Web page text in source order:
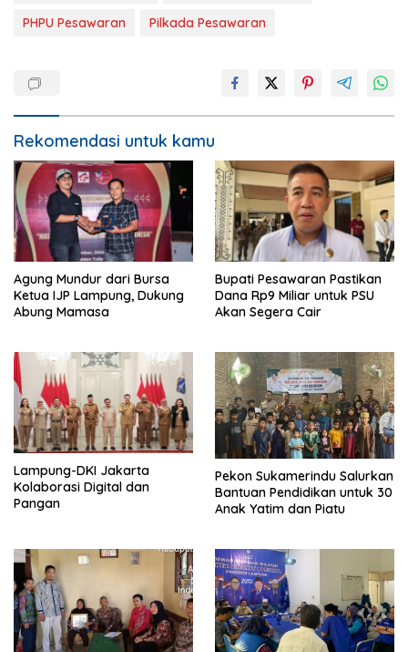
PHPU Pesawaran Pilkada Pesawaran
Rekomendasi untuk kamu
Agung Mundur dari Bursa
Ketua IJP Lampung, Dukung
Abung Mamasa
Bupati Pesawaran Pastikan
Dana Rp9 Miliar untuk PSU
Akan Segera Cair
Lampung-DKI Jakarta
Kolaborasi Digital dan
Pangan
Pekon Sukamerindu Salurkan
Bantuan Pendidikan untuk 30
Anak Yatim dan Piatu